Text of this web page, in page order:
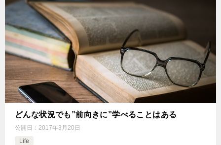
どんな状況でも”前向きに”学べることはある
公開日： 2017年3月20日
Life